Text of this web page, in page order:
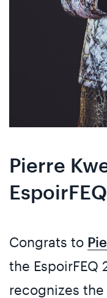
Pierre
Congrats to
the EspoirFEQ
recognizes